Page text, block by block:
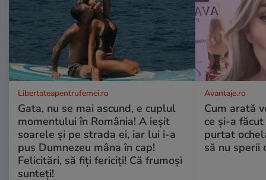
Libertateapentrufemei.ro
Gata, nu se mai ascund, e cuplul
momentului în România! A ieșit
soarele și pe strada ei, iar lui i-a
pus Dumnezeu mâna în cap!
Felicitări, să fiți fericiți! Că frumoși
sunteți!
Avantaje.ro
Cum arată
ce și-a
purtat
să nu sperii